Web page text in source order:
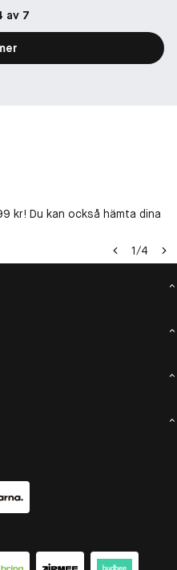
av 7
kr! Du kan också hämta dina
1/4